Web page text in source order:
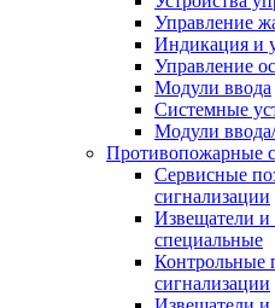
Управление
Индикация и
Управление
Модули ввода
Системные
Модули
Противопожарные
Сервисные
сигнализации
Извещатели и
специальные
Контрольные
сигнализации